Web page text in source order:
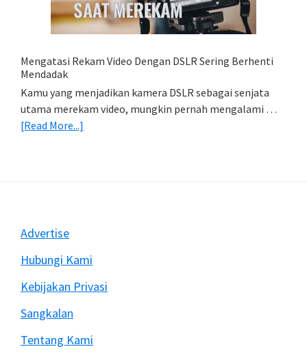
HP
(Export
Import
Mengatasi Rekam Video Dengan DSLR Sering Berhenti
Mendadak
Kamu yang menjadikan kamera DSLR sebagai senjata
utama merekam video, mungkin pernah mengalami …
[Read More...]
Mendadak
Footer
Advertise
Hubungi Kami
Kebijakan Privasi
Sangkalan
Tentang Kami